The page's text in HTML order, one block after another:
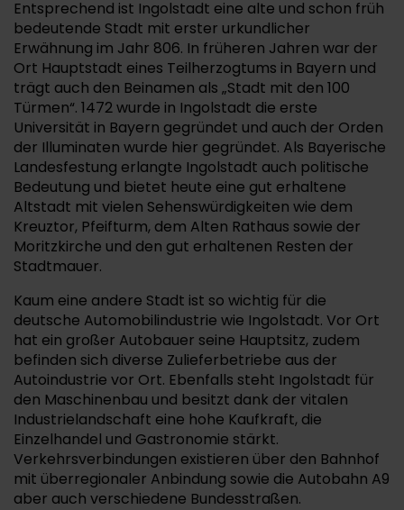
Entsprechend ist Ingolstadt eine alte und schon früh
bedeutende Stadt mit erster urkundlicher
Erwähnung im Jahr 806. In früheren Jahren war der
Ort Hauptstadt eines Teilherzogtums in Bayern und
trägt auch den Beinamen als „Stadt mit den 100
Türmen“. 1472 wurde in Ingolstadt die erste
Universität in Bayern gegründet und auch der Orden
der Illuminaten wurde hier gegründet. Als Bayerische
Landesfestung erlangte Ingolstadt auch politische
Bedeutung und bietet heute eine gut erhaltene
Altstadt mit vielen Sehenswürdigkeiten wie dem
Kreuztor, Pfeifturm, dem Alten Rathaus sowie der
Moritzkirche und den gut erhaltenen Resten der
Stadtmauer.
Kaum eine andere Stadt ist so wichtig für die
deutsche Automobilindustrie wie Ingolstadt. Vor Ort
hat ein großer Autobauer seine Hauptsitz, zudem
befinden sich diverse Zulieferbetriebe aus der
Autoindustrie vor Ort. Ebenfalls steht Ingolstadt für
den Maschinenbau und besitzt dank der vitalen
Industrielandschaft eine hohe Kaufkraft, die
Einzelhandel und Gastronomie stärkt.
Verkehrsverbindungen existieren über den Bahnhof
mit überregionaler Anbindung sowie die Autobahn A9
aber auch verschiedene Bundesstraßen.